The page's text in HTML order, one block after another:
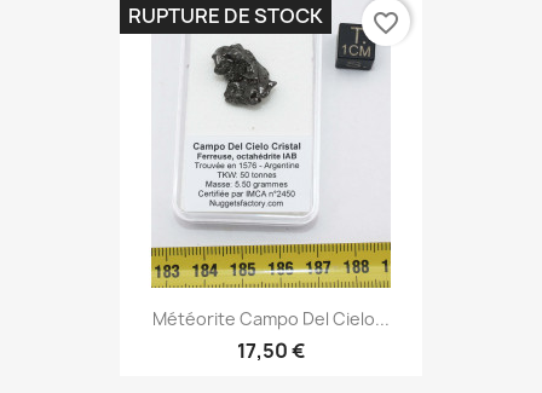
Météorite Campo Del Cielo...
17,50 €
RUPTURE DE STOCK favorite_border